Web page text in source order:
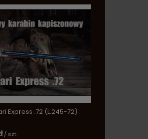
Express .72 (L.245-72)
/ szt.